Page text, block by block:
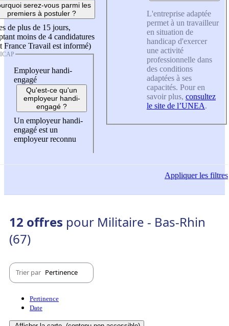
serez-vous parmi les
premiers à postuler ?
de plus de 15 jours,
moins de 4 candidatures
France Travail est informé)
Employeur handi-
engagé
Qu'est-ce qu'un
employeur handi-
engagé ?
Un employeur handi-
engagé est un
employeur reconnu
L'entreprise adaptée
permet à un travailleur
en situation de
handicap d'exercer
une activité
professionnelle dans
des conditions
adaptées à ses
capacités. Pour en
savoir plus, consultez
le site de l’UNEA.
Appliquerles filtres
12 offres pour Militaire - Bas-Rhin
(67)
Trier par Pertinence
Pertinence
Date